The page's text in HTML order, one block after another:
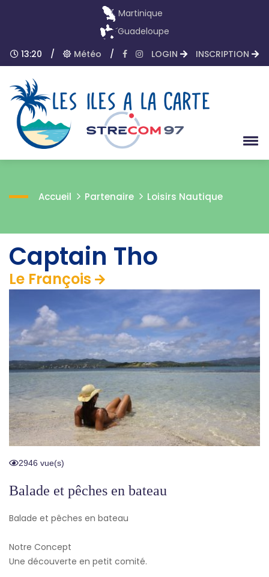
Martinique
Guadeloupe
13:20
/ Météo / LOGIN INSCRIPTION
Accueil Partenaire Loisirs Nautique
Captain Tho
Le François
2946 vue(s)
Balade et pêches en bateau
Balade et pêches en bateau
Notre Concept
Une découverte en petit comité.